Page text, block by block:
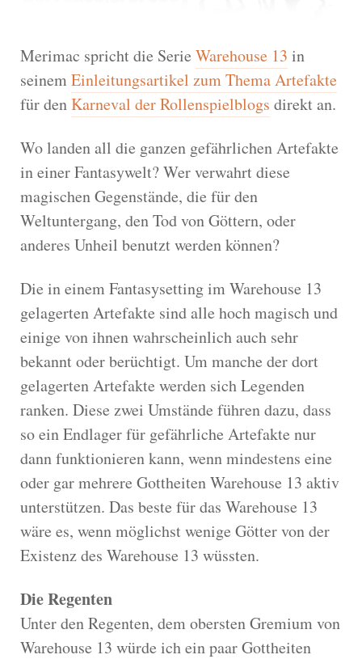
Merimac spricht die Serie Warehouse 13 in
seinemEinleitungsartikel zum Thema Artefakte
für denKarneval der Rollenspielblogs direkt an.
Wo landen all die ganzen gefährlichen Artefakte
in einer Fantasywelt? Wer verwahrt diese
magischen Gegenstände, die für den
Weltuntergang, den Tod von Göttern, oder
anderes Unheil benutzt werden können?
Die in einem Fantasysetting im Warehouse 13
gelagerten Artefakte sind alle hoch magisch und
einige von ihnen wahrscheinlich auch sehr
bekannt oder berüchtigt. Um manche der dort
gelagerten Artefakte werden sich Legenden
ranken. Diese zwei Umstände führen dazu, dass
so ein Endlager für gefährliche Artefakte nur
dann funktionieren kann, wenn mindestens eine
oder gar mehrere Gottheiten Warehouse 13 aktiv
unterstützen. Das beste für das Warehouse 13
wäre es, wenn möglichst wenige Götter von der
Existenz des Warehouse 13 wüssten.
Die Regenten
Unter den Regenten, dem obersten Gremium von
Warehouse 13 würde ich ein paar Gottheiten